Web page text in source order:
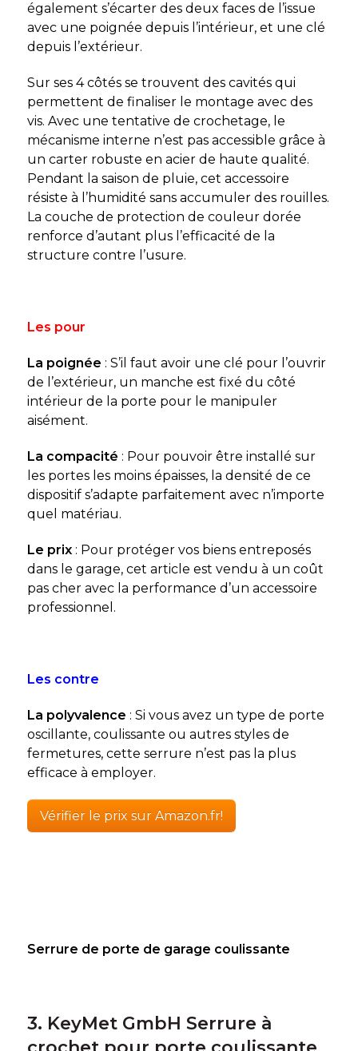
également s’écarter des deux faces de l’issue
avec une poignée depuis l’intérieur, et une clé
depuis l’extérieur.
Sur ses 4 côtés se trouvent des cavités qui
permettent de finaliser le montage avec des
vis. Avec une tentative de crochetage, le
mécanisme interne n’est pas accessible grâce à
un carter robuste en acier de haute qualité.
Pendant la saison de pluie, cet accessoire
résiste à l’humidité sans accumuler des rouilles.
La couche de protection de couleur dorée
renforce d’autant plus l’efficacité de la
structure contre l’usure.
Les pour
La poignée : S’il faut avoir une clé pour l’ouvrir
de l’extérieur, un manche est fixé du côté
intérieur de la porte pour le manipuler
aisément.
La compacité : Pour pouvoir être installé sur
les portes les moins épaisses, la densité de ce
dispositif s’adapte parfaitement avec n’importe
quel matériau.
Le prix: Pour protéger vos biens entreposés
dans le garage, cet article est vendu à un coût
pas cher avec la performance d’un accessoire
professionnel.
Les contre
La polyvalence : Si vous avez un type de porte
oscillante, coulissante ou autres styles de
fermetures, cette serrure n’est pas la plus
efficace à employer.
Vérifier le prix sur Amazon.fr!
Serrure de porte de garage coulissante
3. KeyMet GmbH Serrure à